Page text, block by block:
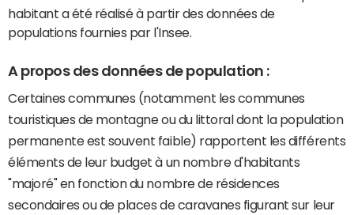
habitant a été réalisé à partir des données de
populations fournies par l'Insee.
A propos des données de population :
Certaines communes (notamment les communes
touristiques de montagne ou du littoral dont la population
permanente est souvent faible) rapportent les différents
éléments de leur budget à un nombre d'habitants
"majoré" en fonction du nombre de résidences
secondaires ou de places de caravanes figurant sur leur